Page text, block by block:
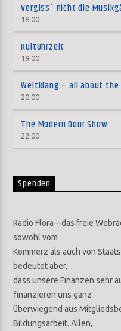
Vergiss´ nicht die
18:00
KultUhrzeit
19:00
Weltklang – all about
20:00
The Modern Door Show
22:00
Spenden
Radio Flora – das freie
sowohl vom
Kommerz als auch von
bedeutet aber,
dass unsere Finanzen sehr
finanzieren uns ganz
überwiegend aus
Bildungsarbeit. Allen,